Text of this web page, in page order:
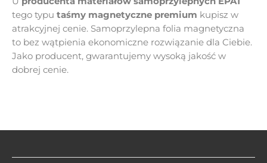
tego typu taśmy magnetyczne premium kupisz w
atrakcyjnej cenie. Samoprzylepna folia magnetyczna
to bez wątpienia ekonomiczne rozwiązanie dla Ciebie.
Jako producent, gwarantujemy wysoką jakość w
dobrej cenie.